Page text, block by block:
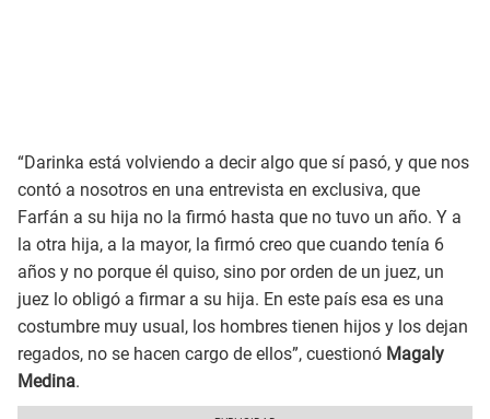
“Darinka está volviendo a decir algo que sí pasó, y que nos
contó a nosotros en una entrevista en exclusiva, que
Farfán a su hija no la firmó hasta que no tuvo un año. Y a
la otra hija, a la mayor, la firmó creo que cuando tenía 6
años y no porque él quiso, sino por orden de un juez, un
juez lo obligó a firmar a su hija. En este país esa es una
costumbre muy usual, los hombres tienen hijos y los dejan
regados, no se hacen cargo de ellos”, cuestionó Magaly
Medina.